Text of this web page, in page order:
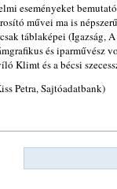
eseményeket
művei ma is
táblaképei (Igazság,
és iparművész
Klimt és a bécsi
Petra, Sajtóadatbank)